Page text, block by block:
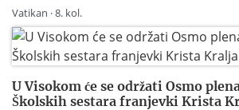
Vatikan · 8. kol.
U Visokom će se održati Osmo
Školskih sestara franjevki Krista